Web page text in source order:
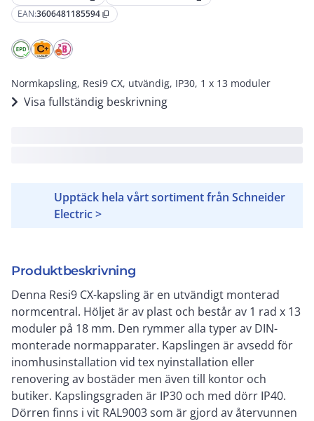
EAN:3606481185594 content_copy
Normkapsling, Resi9 CX, utvändig, IP30, 1 x 13 moduler
Visa fullständig beskrivning
Upptäck hela vårt sortiment från Schneider
Electric >
Produktbeskrivning
Denna Resi9 CX-kapsling är en utvändigt monterad
normcentral. Höljet är av plast och består av 1 rad x 13
moduler på 18 mm. Den rymmer alla typer av DIN-
monterade normapparater. Kapslingen är avsedd för
inomhusinstallation vid tex nyinstallation eller
renovering av bostäder men även till kontor och
butiker. Kapslingsgraden är IP30 och med dörr IP40.
Dörren finns i vit RAL9003 som är gjord av återvunnen